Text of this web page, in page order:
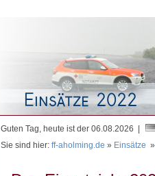
Guten Tag, heute ist der 06.08.2026 |
Sie sind hier: ff-aholming.de » Einsätze